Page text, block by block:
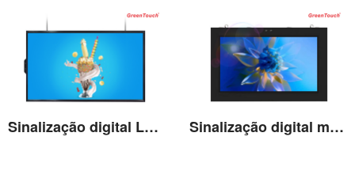
Ver detalhes Ver detalhes
Sinalização digital LCD de alto brilho de 65'' Sinalização digital montada na parede externa de 21,5''